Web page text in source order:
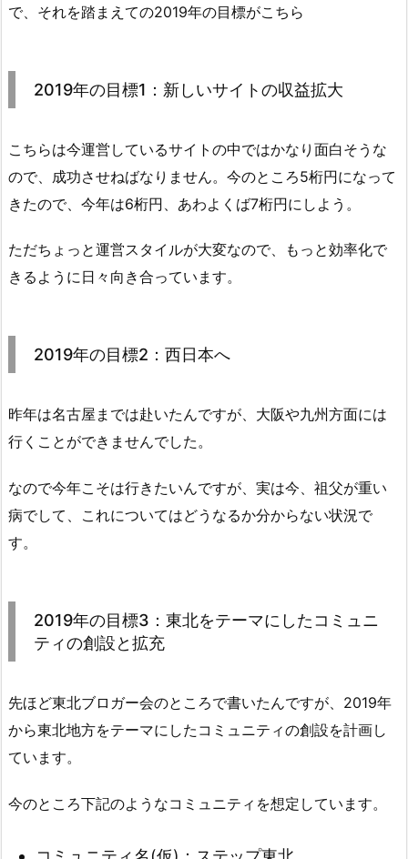
で、それを踏まえての2019年の目標がこちら
2019年の目標1：新しいサイトの収益拡大
こちらは今運営しているサイトの中ではかなり面白そうな
ので、成功させねばなりません。今のところ5桁円になって
きたので、今年は6桁円、あわよくば7桁円にしよう。
ただちょっと運営スタイルが大変なので、もっと効率化で
きるように日々向き合っています。
2019年の目標2：西日本へ
昨年は名古屋までは赴いたんですが、大阪や九州方面には
行くことができませんでした。
なので今年こそは行きたいんですが、実は今、祖父が重い
病でして、これについてはどうなるか分からない状況で
す。
2019年の目標3：東北をテーマにしたコミュニ
ティの創設と拡充
先ほど東北ブロガー会のところで書いたんですが、2019年
から東北地方をテーマにしたコミュニティの創設を計画し
ています。
今のところ下記のようなコミュニティを想定しています。